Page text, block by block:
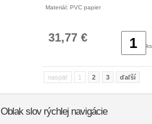
Materiál: PVC papier
31,77 €
ks
naspäť 1 2 3 ďaľší
Oblak slov rýchlej navigácie